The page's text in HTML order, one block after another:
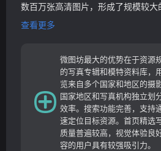
数百万张高清图片，形成了规模较大
查看更多
微图坊最大的优势在于资源
的写真专辑和模特资料库，
览来自多个国家和地区的摄
国家地区和写真机构独立划
效率。搜索功能完善，支持
速定位目标资源。首页精选
质量普遍较高，视觉体验良
容的用户具有较强吸引力。